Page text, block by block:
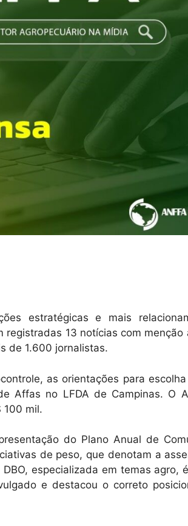
estratégicas e mais
13 notícias com menção
de 1.600 jornalistas.
as orientações para
Affas no LFDA de Campinas. O
100 mil.
do Plano Anual de
de peso, que denotam a
especializada em temas agro,
e destacou o correto